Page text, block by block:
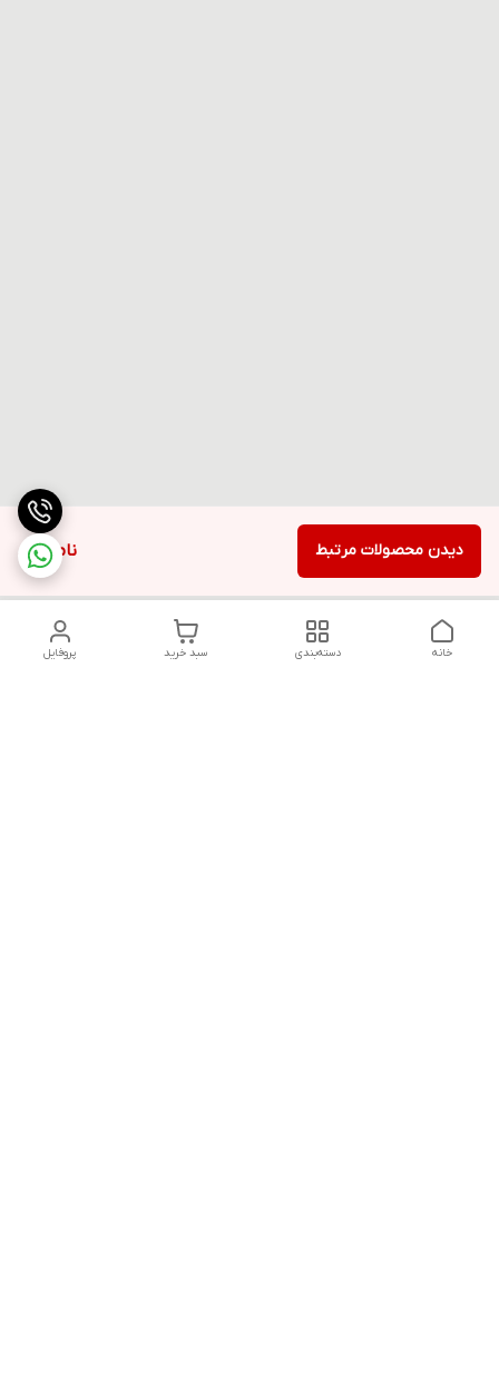
ناموجود دیدن محصولات مرتبط
پروفایل سبد خرید دسته‌بندی خانه